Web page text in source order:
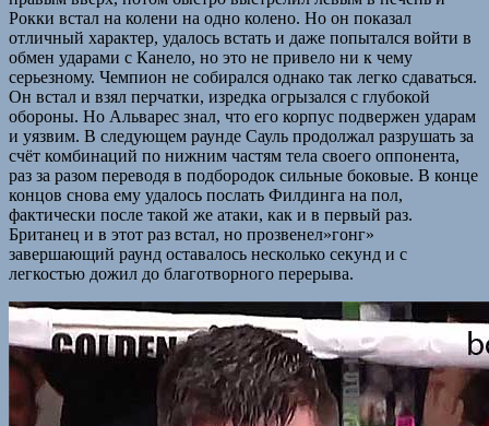
Рокки встал на колени на одно колено. Но он показал
отличный характер, удалось встать и даже попытался войти в
обмен ударами с Канело, но это не привело ни к чему
серьезному. Чемпион не собирался однако так легко сдаваться.
Он встал и взял перчатки, изредка огрызался с глубокой
обороны. Но Альварес знал, что его корпус подвержен ударам
и уязвим. В следующем раунде Сауль продолжал разрушать за
счёт комбинаций по нижним частям тела своего оппонента,
раз за разом переводя в подбородок сильные боковые. В конце
концов снова ему удалось послать Филдинга на пол,
фактически после такой же атаки, как и в первый раз.
Британец и в этот раз встал, но прозвенел»гонг»
завершающий раунд оставалось несколько секунд и с
легкостью дожил до благотворного перерыва.